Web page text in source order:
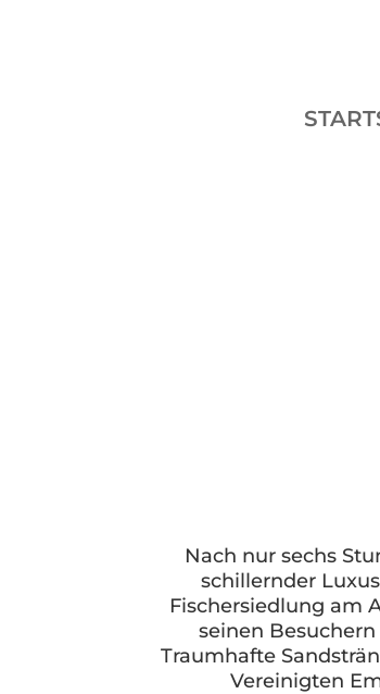
Nach nur sechs
schillernder
Fischersiedlung am
seinen
Traumhafte
Vereinigten